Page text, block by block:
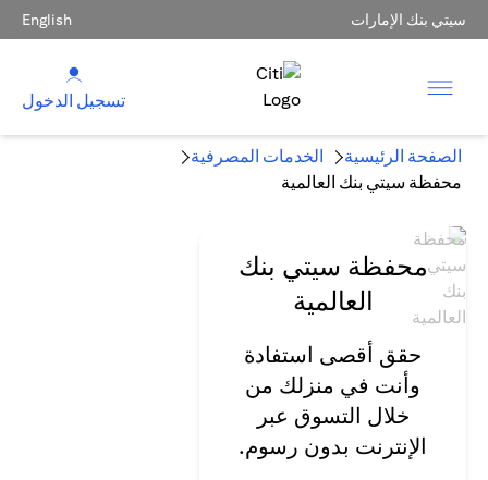
سيتي بنك الإمارات English
تسجيل الدخول
الصفحة الرئيسية
الخدمات المصرفية
محفظة سيتي بنك العالمية
محفظة سيتي بنك
العالمية
حقق أقصى استفادة
وأنت في منزلك من
خلال التسوق عبر
الإنترنت بدون رسوم.